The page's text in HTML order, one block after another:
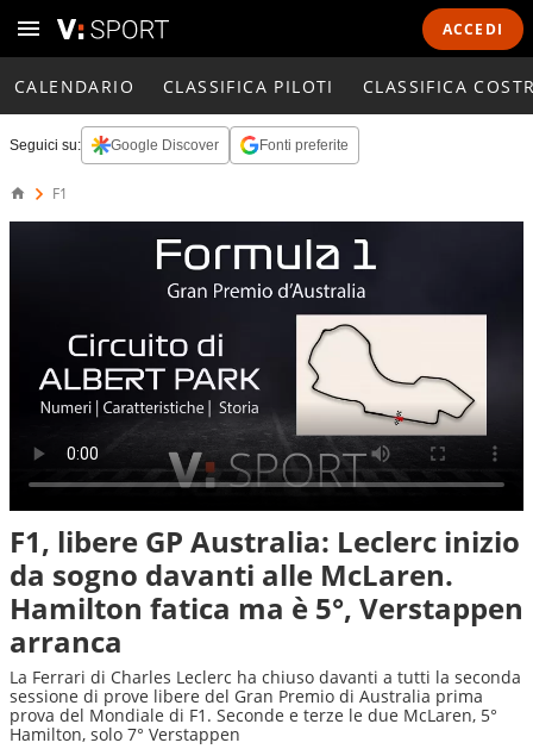
ACCEDI
CALENDARIO CLASSIFICA PILOTI CLASSIFICA
Seguici su: Google Discover Fonti preferite
F1
F1, libere GP Australia: Leclerc inizio
da sogno davanti alle McLaren.
Hamilton fatica ma è 5°, Verstappen
arranca
La Ferrari di Charles Leclerc ha chiuso davanti a tutti la seconda
sessione di prove libere del Gran Premio di Australia prima
prova del Mondiale di F1. Seconde e terze le due McLaren, 5°
Hamilton, solo 7° Verstappen